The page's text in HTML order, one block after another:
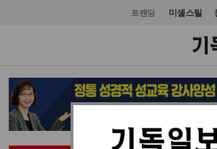
트랜딩 미셸스틸